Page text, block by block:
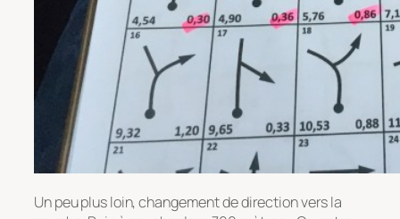
Un peu plus loin, changement de direction vers la